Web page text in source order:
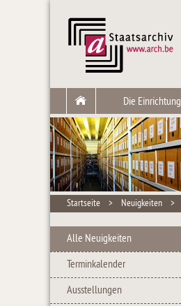
Die Einrichtung
Startseite > Neuigkeiten >
Alle Neuigkeiten
Terminkalender
Ausstellungen